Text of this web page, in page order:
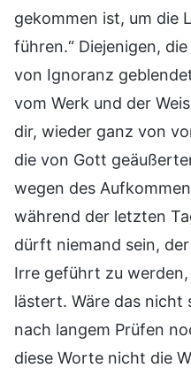
gekommen ist, um die
führen.“ Diejenigen,
von Ignoranz
vom Werk und der
dir, wieder ganz von
die von Gott
wegen des
während der letzten
dürft niemand sein,
Irre geführt zu
lästert. Wäre das nicht
nach langem Prüfen
diese Worte nicht die